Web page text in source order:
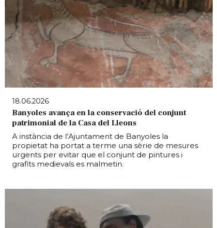
18.06.2026
Banyoles avança en la conservació del conjunt
patrimonial de la Casa del Lleons
A instància de l’Ajuntament de Banyoles la
propietat ha portat a terme una sèrie de mesures
urgents per evitar que el conjunt de pintures i
grafits medievals es malmetin.